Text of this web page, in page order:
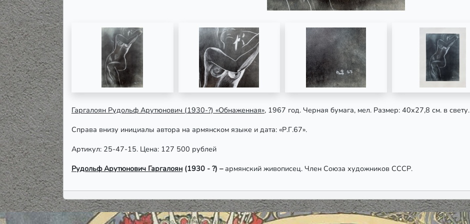
Гаргалоян Рудольф Арутюнович (1930-?) «Обнаженная», 1967 год. Черная бумага, мел. Размер: 40х27,8 см. в свету.
Справа внизу инициалы автора на армянском языке и дата: «Р.Г.67».
Артикул: 25-47-15. Цена: 127 500 рублей
Рудольф Арутюнович Гаргалоян (1930 - ?) –армянский живописец. Член Союза художников СССР.